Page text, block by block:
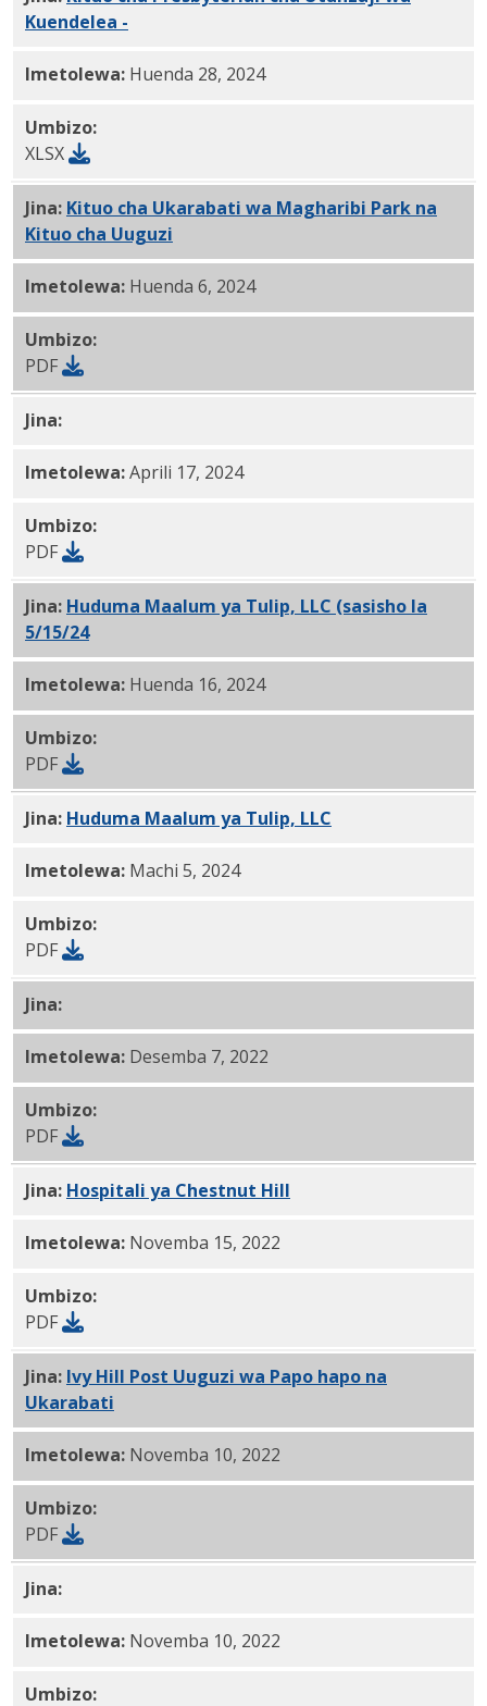
Kuendelea -
Imetolewa: Huenda 28, 2024
Umbizo:
XLSX
Jina: Kituo cha Ukarabati wa Magharibi Park na
Kituo cha Uuguzi
Imetolewa: Huenda 6, 2024
Umbizo:
PDF
Jina:Kituo cha
Imetolewa:Aprili 17, 2024
Umbizo:
PDF
Jina: Huduma Maalum ya Tulip, LLC (sasisho la
5/15/24) PDF
Imetolewa: Huenda 16, 2024
Umbizo:
PDF
Jina: Huduma Maalum ya Tulip, LLC
Imetolewa: Machi 5, 2024
Umbizo:
PDF
Jina:Hospitali ya Chestnut Hill (sasisho la 12/6/22)
Imetolewa: Desemba 7, 2022
Umbizo:
PDF
Jina: Hospitali ya Chestnut Hill
Imetolewa: Novemba 15, 2022
Umbizo:
PDF
Jina: Ivy Hill Post Uuguzi wa Papo hapo na
Ukarabati
Imetolewa: Novemba 10, 2022
Umbizo:
PDF
Jina:Springs katika Watermark PDF
Imetolewa: Novemba 10, 2022
Umbizo: